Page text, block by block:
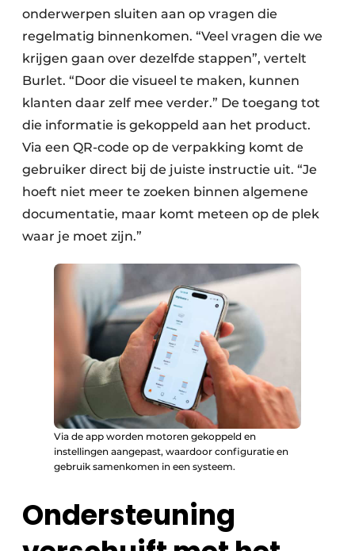
onderwerpen sluiten aan op vragen die
regelmatig binnenkomen. “Veel vragen die we
krijgen gaan over dezelfde stappen”, vertelt
Burlet. “Door die visueel te maken, kunnen
klanten daar zelf mee verder.” De toegang tot
die informatie is gekoppeld aan het product.
Via een QR-code op de verpakking komt de
gebruiker direct bij de juiste instructie uit. “Je
hoeft niet meer te zoeken binnen algemene
documentatie, maar komt meteen op de plek
waar je moet zijn.”
Via de app worden motoren gekoppeld en
instellingen aangepast, waardoor configuratie en
gebruik samenkomen in een systeem.
Ondersteuning